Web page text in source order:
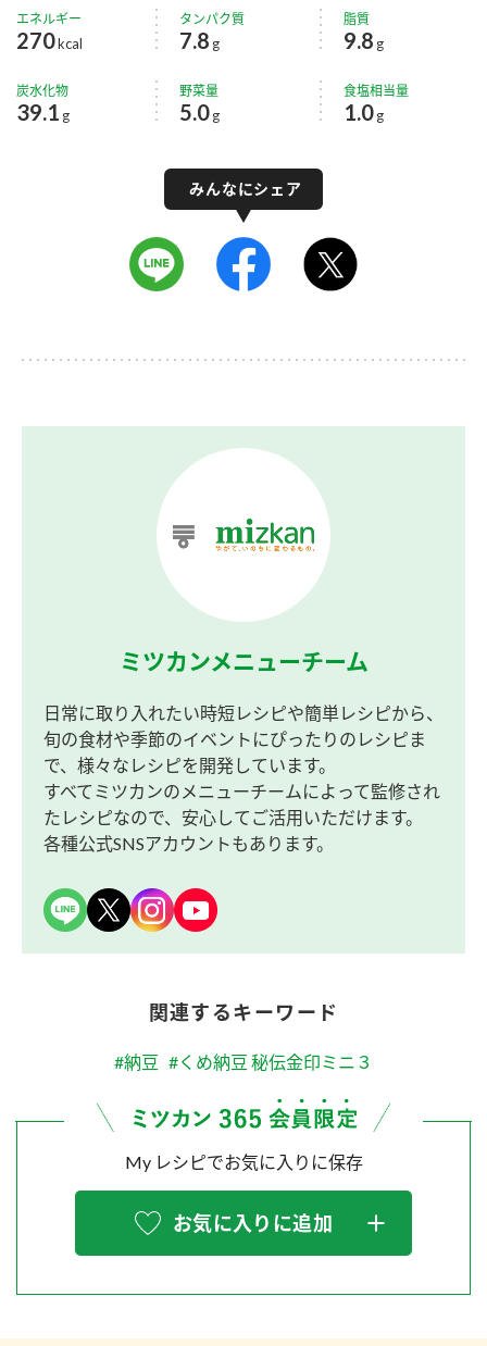
エネルギー
270kcal
タンパク質
7.8 g
脂質
9.8 g
炭水化物
39.1 g
野菜量
5.0g
食塩相当量
1.0 g
ミツカンメニューチーム
日常に取り入れたい時短レシピや簡単レシピから、
旬の食材や季節のイベントにぴったりのレシピま
で、様々なレシピを開発しています。
すべてミツカンのメニューチームによって監修され
たレシピなので、安心してご活用いただけます。
各種公式SNSアカウントもあります。
関連するキーワード
#納豆 #くめ納豆 秘伝金印ミニ３
My レシピでお気に入りに保存
お気に入りに追加